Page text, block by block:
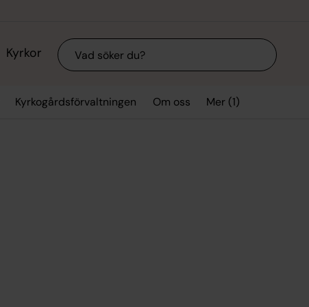
Kyrkor Sök
Kyrkogårdsförvaltningen Om oss Mer (1)